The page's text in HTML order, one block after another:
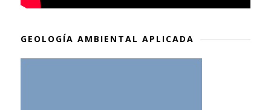
GEOLOGÍA AMBIENTAL APLICADA